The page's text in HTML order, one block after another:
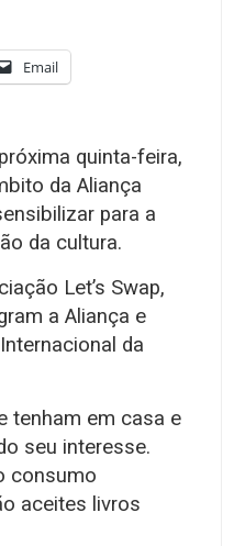
Email
quinta-feira,
da Aliança
para a
da cultura.
Let’s Swap,
a Aliança e
da
tenham em casa e
seu interesse.
consumo
aceites livros